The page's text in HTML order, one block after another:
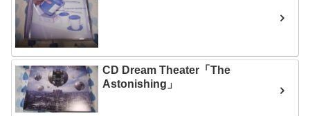
CD Dream Theater「The
Astonishing」